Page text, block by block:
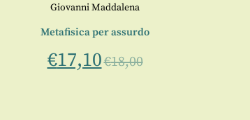
Giovanni Maddalena
Metafisica per assurdo
€17,10€18,00